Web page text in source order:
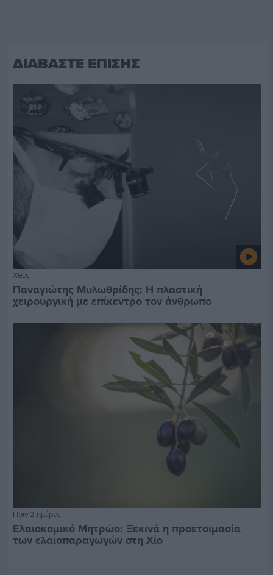
ΔΙΑΒΑΣΤΕ ΕΠΙΣΗΣ
Χθες
Παναγιώτης Μυλωθρίδης: Η πλαστική
χειρουργική με επίκεντρο τον άνθρωπο
Πριν 2 ημέρες
Ελαιοκομικό Μητρώο: Ξεκινά η προετοιμασία
των ελαιοπαραγωγών στη Χίο